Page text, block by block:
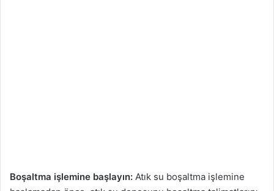
Boşaltma işlemine başlayın: Atık su boşaltma işlemine